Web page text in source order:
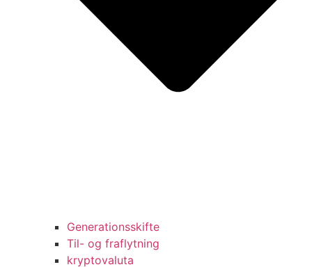
Generationsskifte
Til- og fraflytning
kryptovaluta